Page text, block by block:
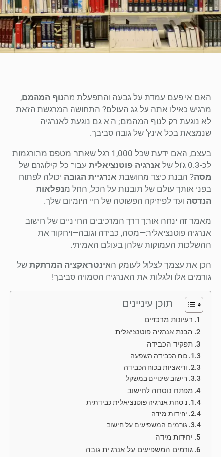
האם אי פעם עמדת על גבעה והתפעלת מהנוף המהמם,
מרגיש כאילו אתה על גג העולם? התחושה המרגשת הזאת
לא נוגעת רק לנוף המהמם; היא גם נוגעת לאנרגיה
שנמצאת בכל אינץ' של גובה סביבך.
בעצם, האם ידעת שכל 1,000 רגל שאתה מטפס מתורגמות
לכ-0.3 ג'ול של
אנרגיה פוטנציאלית עבור כל קילוגרם של
מסה? הבנת כיצד מחושבת אנרגיית הגובה יכולה לפתוח
בפני אותך עולם של תובנות על הכל, החל מנפלאות
הנדסה ועד לפיזיקה הפשוטה של חיי היומיום שלך.
מאמר זה ינחה אותך דרך המרכיבים החיוניים של חישוב
אנרגיה פוטנציאלית—מסה, כבידה וגובה—ויחקור את
ההשלכות העמוקות שלהן בעולם האמיתי.
הכן את עצמך לצלול לעומק האינטראקציה המרתקת של
גורמים אלו ולגלות את האנרגיה הסמויה סביבך!
תוכן עיניינים
רעיונות מרכזיים
הבנת אנרגיה פוטנציאלית
תפקיד הכבידה
כוח הכבידה השפעה
וריאציות בכוח הכבידה
חישוב שינויים במשקל
מפתח נוסחה לחישוב
נוסחת אנרגיה פוטנציאלית כבידתית
יחידות מידה
גורמים המשפיעים על חישוב
יחידות מידה
גורמים המשפיעים על אנרגיית גובה